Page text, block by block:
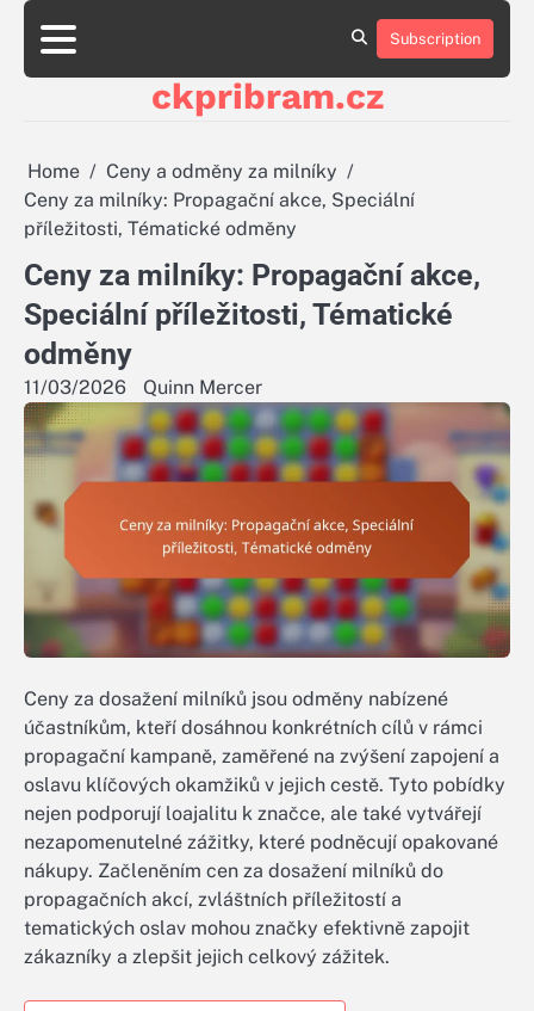
Skip
content
About
Contact
Cookie
Privacy
Sitemap
Terms
Conditions
Subscription
ckpribram.cz
Home
Ceny a odměny za milníky
Ceny za milníky: Propagační akce, Speciální
příležitosti, Tématické odměny
Ceny za milníky: Propagační akce,
Speciální příležitosti, Tématické
odměny
11/03/2026 Quinn Mercer
Ceny za dosažení milníků jsou odměny nabízené
účastníkům, kteří dosáhnou konkrétních cílů v rámci
propagační kampaně, zaměřené na zvýšení zapojení a
oslavu klíčových okamžiků v jejich cestě. Tyto pobídky
nejen podporují loajalitu k značce, ale také vytvářejí
nezapomenutelné zážitky, které podněcují opakované
nákupy. Začleněním cen za dosažení milníků do
propagačních akcí, zvláštních příležitostí a
tematických oslav mohou značky efektivně zapojit
zákazníky a zlepšit jejich celkový zážitek.